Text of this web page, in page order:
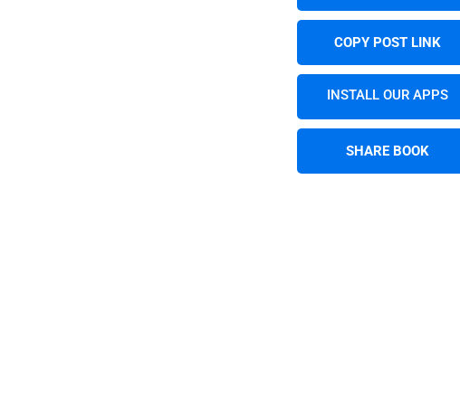
COPY POST LINK
INSTALL OUR APPS
SHARE BOOK